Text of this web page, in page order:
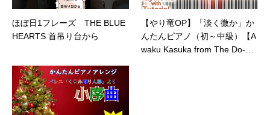
ほぼ日1フレーズ THE BLUE
HEARTS 首吊り台から
【やり竜OP】「淡く微か」か
んたんピアノ（初～中級）【A
waku Kasuka from The Do-Ov